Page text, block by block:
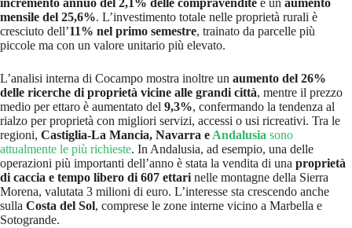
incremento annuo del 2,1% delle compravendite e un aumento
mensile del 25,6%. L’investimento totale nelle proprietà rurali è
cresciuto dell’11% nel primo semestre, trainato da parcelle più
piccole ma con un valore unitario più elevato.
L’analisi interna di Cocampo mostra inoltre un aumento del 26%
delle ricerche di proprietà vicine alle grandi città, mentre il prezzo
medio per ettaro è aumentato del 9,3%, confermando la tendenza al
rialzo per proprietà con migliori servizi, accessi o usi ricreativi. Tra le
regioni, Castiglia-La Mancia, Navarra e Andalusia sono
attualmente le più richieste. In Andalusia, ad esempio, una delle
operazioni più importanti dell’anno è stata la vendita di una proprietà
di caccia e tempo libero di 607 ettari nelle montagne della Sierra
Morena, valutata 3 milioni di euro. L’interesse sta crescendo anche
sulla Costa del Sol, comprese le zone interne vicino a Marbella e
Sotogrande.